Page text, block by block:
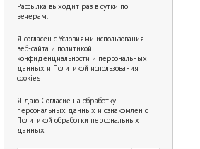
Рассылка выходит раз в сутки по
вечерам.
Я согласен с Условиями использования
веб-сайта и политикой
конфиденциальности и персональных
данных и Политикой использования
cookies
Я даю Согласие на обработку
персональных данных и ознакомлен с
Политикой обработки персональных
данных